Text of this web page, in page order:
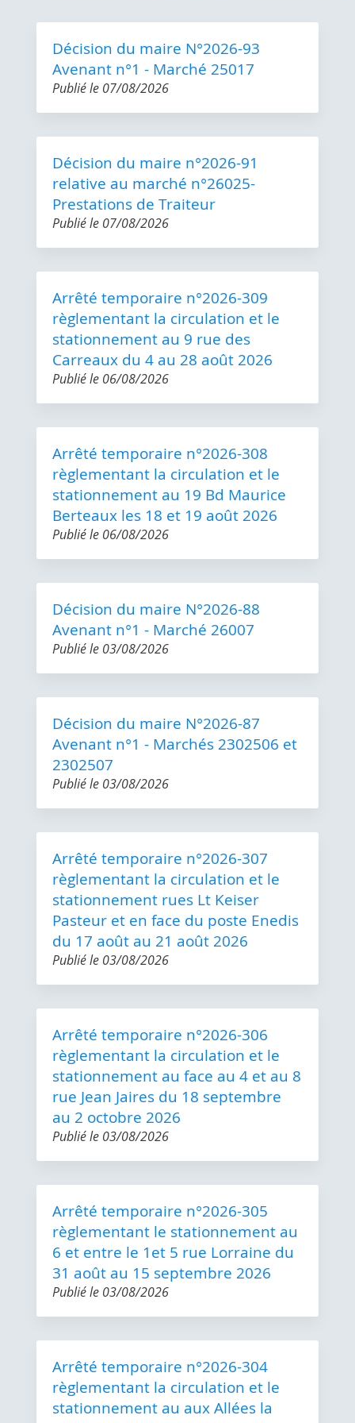
Décision du maire N°2026-93
Avenant n°1 - Marché 25017
Publié le 07/08/2026
Décision du maire n°2026-91
relative au marché n°26025-
Prestations de Traiteur
Publié le 07/08/2026
Arrêté temporaire n°2026-309
règlementant la circulation et le
stationnement au 9 rue des
Carreaux du 4 au 28 août 2026
Publié le 06/08/2026
Arrêté temporaire n°2026-308
règlementant la circulation et le
stationnement au 19 Bd Maurice
Berteaux les 18 et 19 août 2026
Publié le 06/08/2026
Décision du maire N°2026-88
Avenant n°1 - Marché 26007
Publié le 03/08/2026
Décision du maire N°2026-87
Avenant n°1 - Marchés 2302506 et
2302507
Publié le 03/08/2026
Arrêté temporaire n°2026-307
règlementant la circulation et le
stationnement rues Lt Keiser
Pasteur et en face du poste Enedis
du 17 août au 21 août 2026
Publié le 03/08/2026
Arrêté temporaire n°2026-306
règlementant la circulation et le
stationnement au face au 4 et au 8
rue Jean Jaires du 18 septembre
au 2 octobre 2026
Publié le 03/08/2026
Arrêté temporaire n°2026-305
règlementant le stationnement au
6 et entre le 1et 5 rue Lorraine du
31 août au 15 septembre 2026
Publié le 03/08/2026
Arrêté temporaire n°2026-304
règlementant la circulation et le
stationnement au aux Allées la